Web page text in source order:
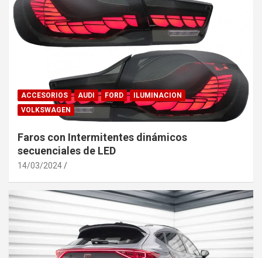
ACCESORIOS AUDI FORD
ILUMINACION
VOLKSWAGEN
Faros con Intermitentes dinámicos
secuenciales de LED
14/03/2024